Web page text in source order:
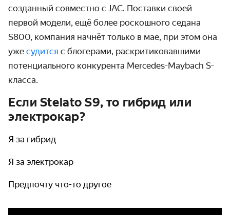
созданный совместно с JAC. Поставки своей
первой модели, ещё более роскошного седана
S800, компания начнёт только в мае, при этом она
уже судится с блогерами, раскритиковавшими
потенциального конкурента Mercedes-Maybach S-
класса.
Если Stelato S9, то гибрид или
электрокар?
Я за гибрид
Я за электрокар
Предпочту что-то другое